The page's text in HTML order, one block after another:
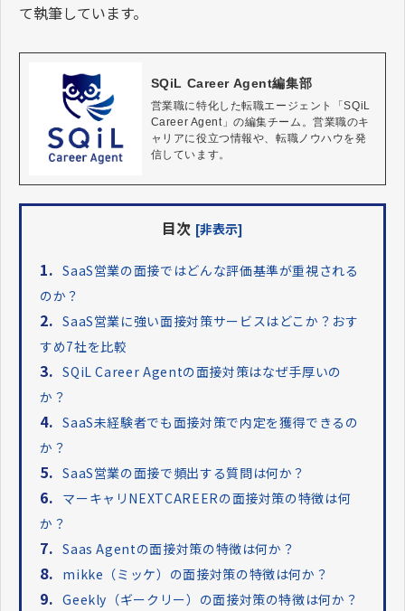
て執筆しています。
SQiL Career Agent編集部
営業職に特化した転職エージェント「SQiL
Career Agent」の編集チーム。営業職のキ
ャリアに役立つ情報や、転職ノウハウを発
目次 [非表示]
1. SaaS営業の面接ではどんな評価基準が重視される
のか？
2. SaaS営業に強い面接対策サービスはどこか？おす
すめ7社を比較
3. SQiL Career Agentの面接対策はなぜ手厚いの
か？
4. SaaS未経験者でも面接対策で内定を獲得できるの
か？
5. SaaS営業の面接で頻出する質問は何か？
6. マーキャリNEXTCAREERの面接対策の特徴は何
か？
7. Saas Agentの面接対策の特徴は何か？
8. mikke（ミッケ）の面接対策の特徴は何か？
9. Geekly（ギークリー）の面接対策の特徴は何か？